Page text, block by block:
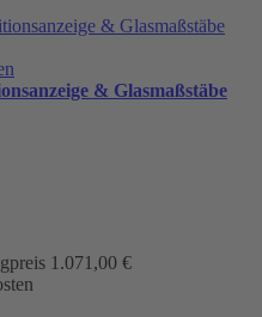
& Glasmaßstäbe
1.071,00 €